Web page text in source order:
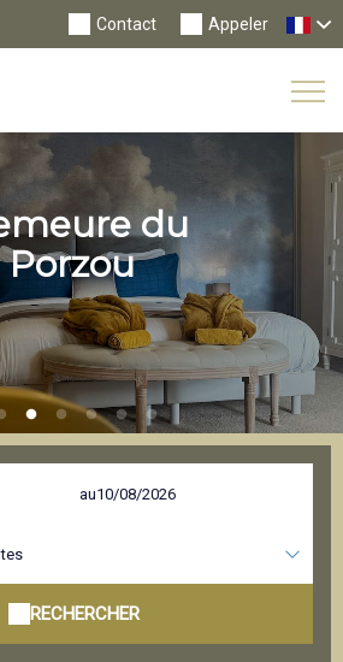
Appeler
Contact
du
Porzou
au
RECHERCHER